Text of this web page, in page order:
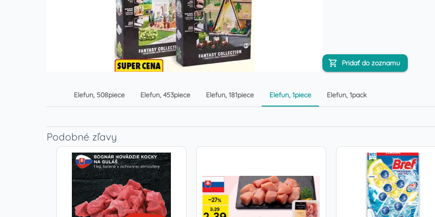
Pridať do zoznamu
Elefun, 508piece Elefun, 453piece Elefun, 181piece Elefun, 1piece Elefun, 1pack
Podobné zľavy